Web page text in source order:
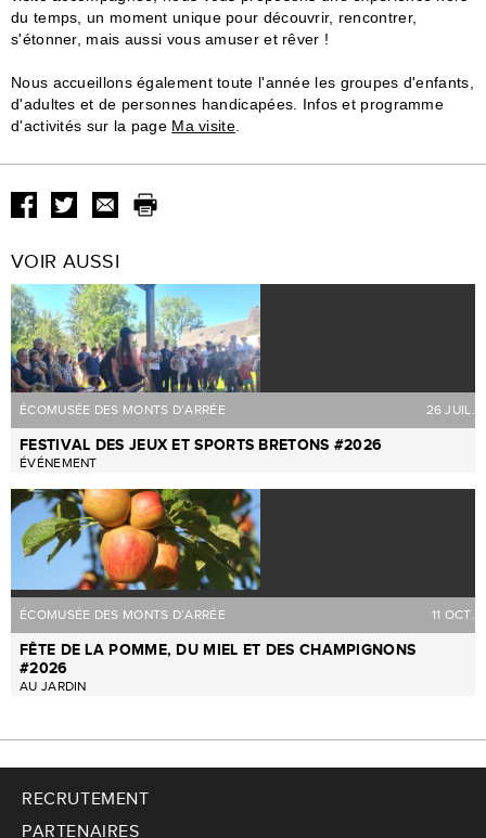
du temps, un moment unique pour découvrir, rencontrer,
s'étonner, mais aussi vous amuser et rêver !
Nous accueillons également toute l'année les groupes d'enfants,
d'adultes et de personnes handicapées. Infos et programme
d'activités sur la page Ma visite.
VOIR AUSSI
ÉCOMUSÉE DES MONTS D’ARRÉE 26 JUIL.
FESTIVAL DES JEUX ET SPORTS BRETONS #2026
ÉVÉNEMENT
ÉCOMUSÉE DES MONTS D’ARRÉE 11 OCT.
FÊTE DE LA POMME, DU MIEL ET DES CHAMPIGNONS
#2026
AU JARDIN
RECRUTEMENT
PARTENAIRES